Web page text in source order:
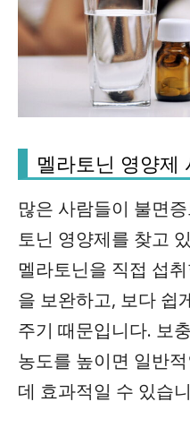
멜라토닌 영양제
많은 사람들이 불면
토닌 영양제를 찾고
멜라토닌을 직접 섭
을 보완하고, 보다 쉽
주기 때문입니다. 보
농도를 높이면 일반
데 효과적일 수 있습